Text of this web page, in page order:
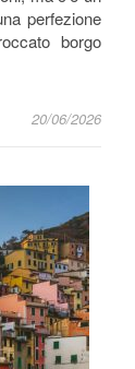
perfezione
borgo
20/06/2026